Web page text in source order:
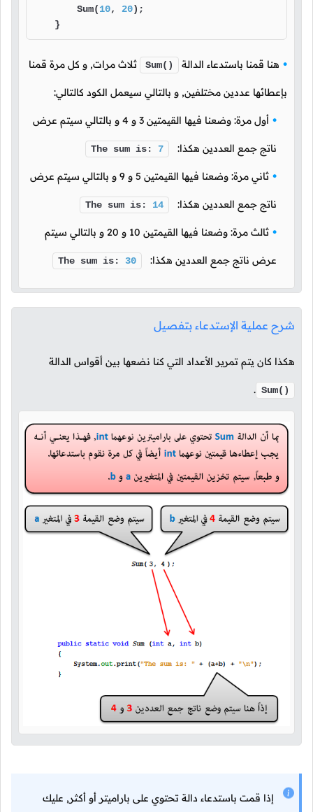
        Sum(
10, 20);
    }
هنا قمنا باستدعاء الدالة Sum() ثلاث مرات, و كل مرة قمنا
بإعطائها عددين مختلفين, و بالتالي سيعمل الكود كالتالي:
أول مرة: وضعنا فيها القيمتين 3 و 4 و بالتالي سيتم عرض
ناتج جمع العددين هكذا: The sum is: 7
ثاني مرة: وضعنا فيها القيمتين 5 و 9 و بالتالي سيتم عرض
ناتج جمع العددين هكذا: The sum is: 14
ثالث مرة: وضعنا فيها القيمتين 10 و 20 و بالتالي سيتم
عرض ناتج جمع العددين هكذا: The sum is: 30
شرح عملية الإستدعاء بتفصيل
هكذا كان يتم تمرير الأعداد التي كنا نضعها بين أقواس الدالة
Sum()
.
إذا قمت باستدعاء دالة تحتوي على باراميتر أو أكثر, عليك